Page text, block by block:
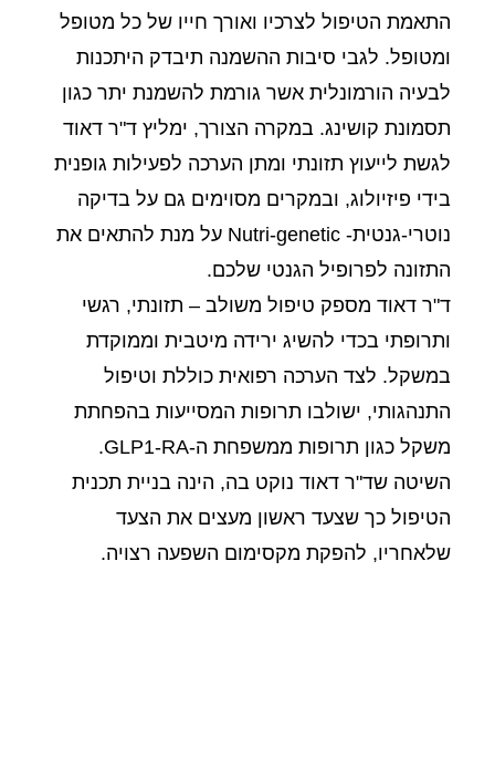
התאמת הטיפול לצרכיו ואורך חייו של כל מטופל
ומטופל. לגבי סיבות ההשמנה תיבדק היתכנות
לבעיה הורמונלית אשר גורמת להשמנת יתר כגון
תסמונת קושינג. במקרה הצורך, ימליץ ד"ר דאוד
לגשת לייעוץ תזונתי ומתן הערכה לפעילות גופנית
בידי פיזיולוג, ובמקרים מסוימים גם על בדיקה
נוטרי-גנטית- Nutri-genetic על מנת להתאים את
התזונה לפרופיל הגנטי שלכם.
ד"ר דאוד מספק טיפול משולב – תזונתי, רגשי
ותרופתי בכדי להשיג ירידה מיטבית וממוקדת
במשקל. לצד הערכה רפואית כוללת וטיפול
התנהגותי, ישולבו תרופות המסייעות בהפחתת
משקל כגון תרופות ממשפחת ה-GLP1-RA.
השיטה שד"ר דאוד נוקט בה, הינה בניית תכנית
הטיפול כך שצעד ראשון מעצים את הצעד
שלאחריו, להפקת מקסימום השפעה רצויה.